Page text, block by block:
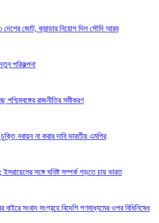
দেশের জোট, কমান্ডার নিয়োগ দিল সৌদি আরব
পরিকল্পনা
পশ্চিমবঙ্গের রাজনীতির সমীকরণ
চুক্তি নবায়ন না করার দাবি ভারতীয় এমপির
সঙ্গে ঘনিষ্ট সম্পর্ক গড়তে চায় ভারত
বাইরে সংবাদ সংগ্রহে বিদেশি গণমাধ্যমের ওপর বিধিনিষেধ